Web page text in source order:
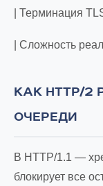
| Терминация
| Сложность
КАК HTTP/
ОЧЕРЕДИ
В HTTP/1.1 —
блокирует все